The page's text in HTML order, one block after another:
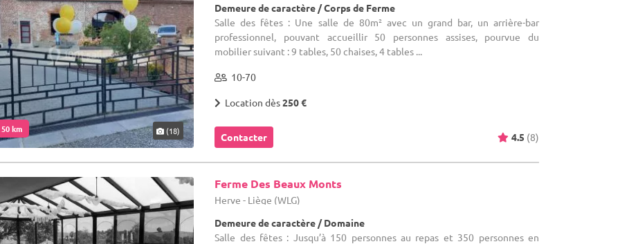
km (18)
Demeure de caractère / Corps de Ferme
Salle des fêtes : Une salle de 80m² avec un grand bar, un arrière-bar
professionnel, pouvant accueillir 50 personnes assises, pourvue du
mobilier suivant : 9 tables, 50 chaises, 4 tables ...
10-70
Location dès250 €
Contacter 4.5 (8)
Ferme Des Beaux Monts
Herve - Liège (WLG)
Demeure de caractère / Domaine
Salle des fêtes : Jusqu’à 150 personnes au repas et 350 personnes en